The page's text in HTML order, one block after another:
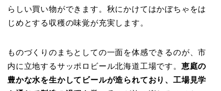
らしい買い物ができます。秋にかけてはかぼちゃをは
じめとする収穫の味覚が充実します。
ものづくりのまちとしての一面を体感できるのが、市
内に立地するサッポロビール北海道工場です。 恵庭の
豊かな水を生かしてビールが造られており、工場見学